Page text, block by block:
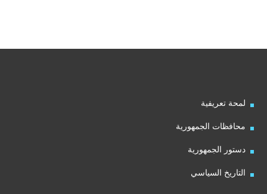
لمحة تعريفية
محافظات الجمهورية
دستور الجمهورية
التاريخ السياسي